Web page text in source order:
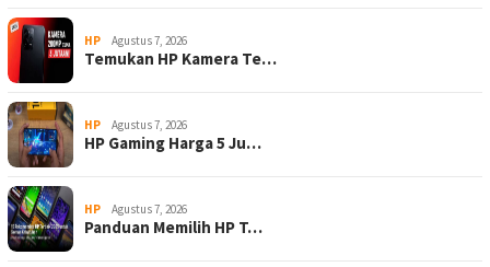
HP Agustus 7, 2026
Temukan HP Kamera Te…
HP Agustus 7, 2026
HP Gaming Harga 5 Ju…
HP Agustus 7, 2026
Panduan Memilih HP T…